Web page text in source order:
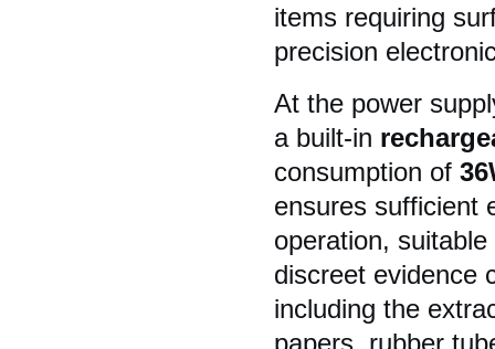
items requiring
precision
At the power
a built-in
consumption of
ensures sufficient
operation,
discreet evidence
including the